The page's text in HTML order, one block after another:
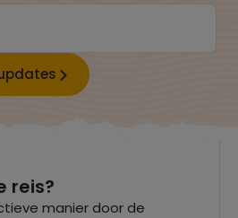
reis?
manier door de